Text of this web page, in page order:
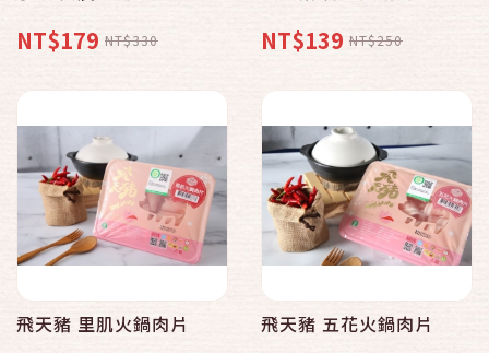
NT$179 NT$330 NT$139 NT$250
飛天豬 里肌火鍋肉片 飛天豬 五花火鍋肉片